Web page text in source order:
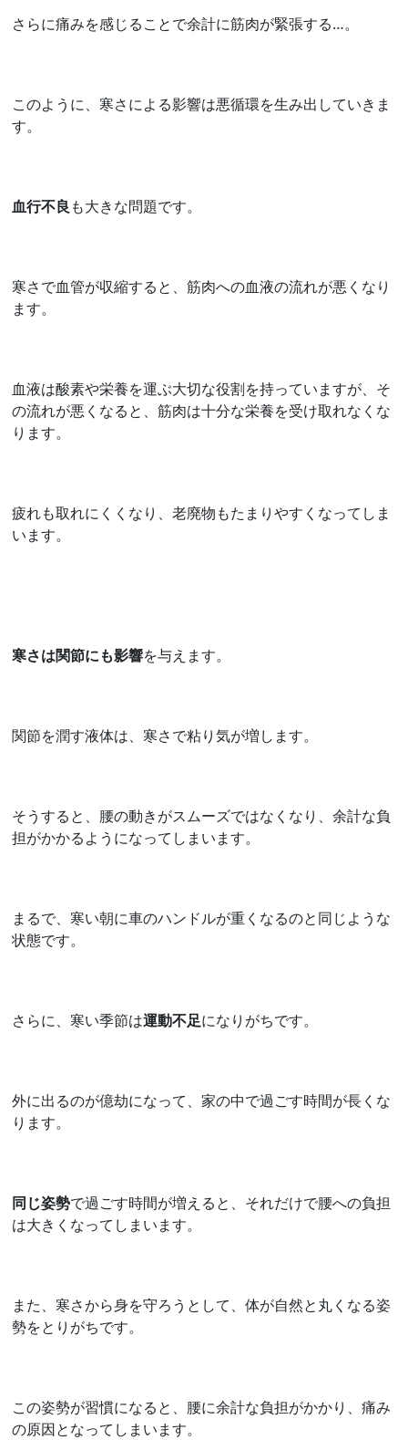
さらに痛みを感じることで余計に筋肉が緊張する…。
このように、寒さによる影響は悪循環を生み出していきま
す。
血行不良 も大きな問題です。
寒さで血管が収縮すると、筋肉への血液の流れが悪くなり
ます。
血液は酸素や栄養を運ぶ大切な役割を持っていますが、そ
の流れが悪くなると、筋肉は十分な栄養を受け取れなくな
ります。
疲れも取れにくくなり、老廃物もたまりやすくなってしま
います。
寒さは関節にも影響を与えます。
関節を潤す液体は、寒さで粘り気が増します。
そうすると、腰の動きがスムーズではなくなり、余計な負
担がかかるようになってしまいます。
まるで、寒い朝に車のハンドルが重くなるのと同じような
状態です。
さらに、寒い季節は運動不足になりがちです。
外に出るのが億劫になって、家の中で過ごす時間が長くな
ります。
同じ姿勢で過ごす時間が増えると、それだけで腰への負担
は大きくなってしまいます。
また、寒さから身を守ろうとして、体が自然と丸くなる姿
勢をとりがちです。
この姿勢が習慣になると、腰に余計な負担がかかり、痛み
の原因となってしまいます。